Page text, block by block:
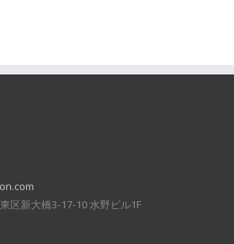
区新大橋3-17-10 水野ビル1F